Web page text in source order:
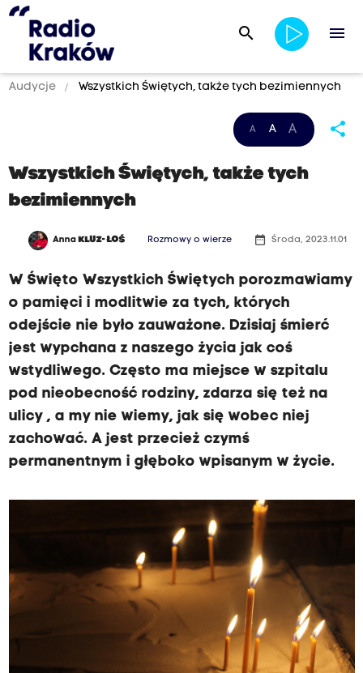
search menu
Audycje Wszystkich Świętych, także tych bezimiennych
A A A share
Wszystkich Świętych, także tych
bezimiennych
Anna KLUZ- ŁOŚ Rozmowy o wierze date_range Środa, 2023.11.01
W Święto Wszystkich Świętych porozmawiamy
o pamięci i modlitwie za tych, których
odejście nie było zauważone. Dzisiaj śmierć
jest wypchana z naszego życia jak coś
wstydliwego. Często ma miejsce w szpitalu
pod nieobecność rodziny, zdarza się też na
ulicy , a my nie wiemy, jak się wobec niej
zachować. A jest przecież czymś
permanentnym i głęboko wpisanym w życie.